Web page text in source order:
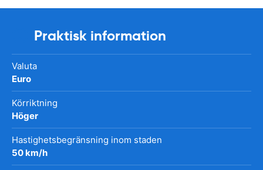
Praktisk information
Valuta
Euro
Körriktning
Höger
Hastighetsbegränsning inom staden
50 km/h